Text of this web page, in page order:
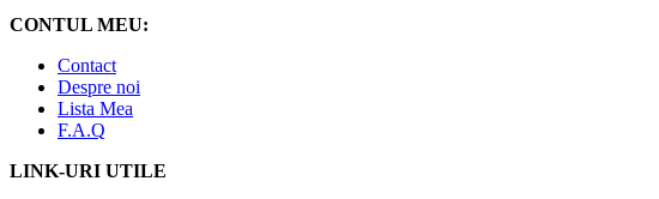
CONTUL MEU:
Contact
Despre noi
Lista Mea
F.A.Q
LINK-URI UTILE